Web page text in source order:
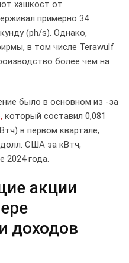
хэшкост от
примерно 34
(ph/s). Однако,
в том числе Terawulf
более чем на
было в основном из -за
который составил 0,081
в первом квартале,
США за кВтч,
2024 года.
акции
доходов